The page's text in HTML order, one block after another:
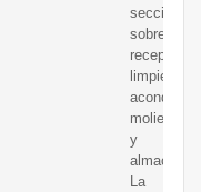
secciones
sobre
recepción,
limpieza,
molienda
y
La